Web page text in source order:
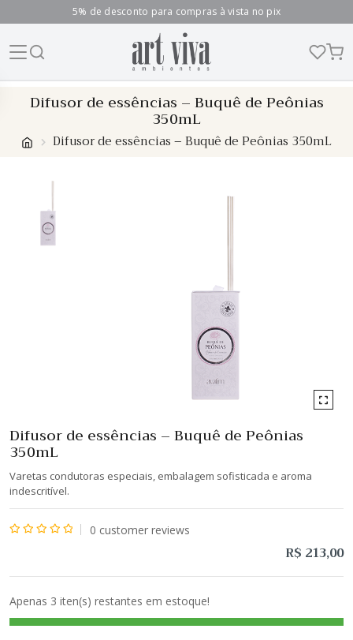
5% de desconto para compras à vista no pix
Difusor de essências – Buquê de Peônias
350mL
Difusor de essências – Buquê de Peônias 350mL
Difusor de essências – Buquê de Peônias
350mL
Varetas condutoras especiais, embalagem sofisticada e aroma
indescritível.
5
0 customer reviews
R$ 213,00
Apenas 3 iten(s) restantes em estoque!